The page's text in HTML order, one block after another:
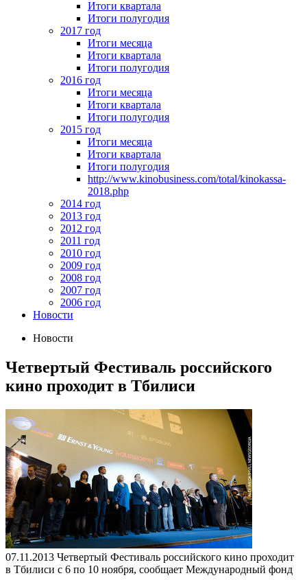
Итоги квартала
Итоги полугодия
2017 год
Итоги месяца
Итоги квартала
Итоги полугодия
2016 год
Итоги месяца
Итоги квартала
Итоги полугодия
2015 год
Итоги месяца
Итоги квартала
Итоги полугодия
http://www.kinobusiness.com/total/kinokassa-
2018.php
2014 год
2013 год
2012 год
2011 год
2010 год
2009 год
2008 год
2007 год
2006 год
Новости
Новости
Четвертый Фестиваль российского
кино проходит в Тбилиси
07.11.2013 Четвертый Фестиваль российского кино проходит
в Тбилиси с 6 по 10 ноября, сообщает Международный фонд